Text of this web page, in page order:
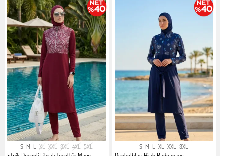
S M L XL XXL 3XL 4XL 5XL S M L XL XXL 3XL